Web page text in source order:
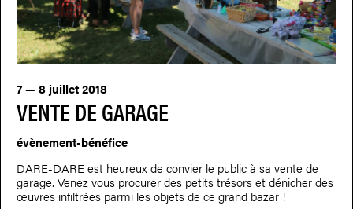
VENTE DE GARAGE
7 — 8 juillet 2018
évènement-bénéfice
DARE-DARE est heureux de convier le public à sa vente de
garage. Venez vous procurer des petits trésors et dénicher des
œuvres infiltrées parmi les objets de ce grand bazar !